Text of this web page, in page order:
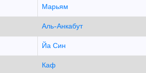
Марьям
Аль-Анкабут
Йа Син
Каф